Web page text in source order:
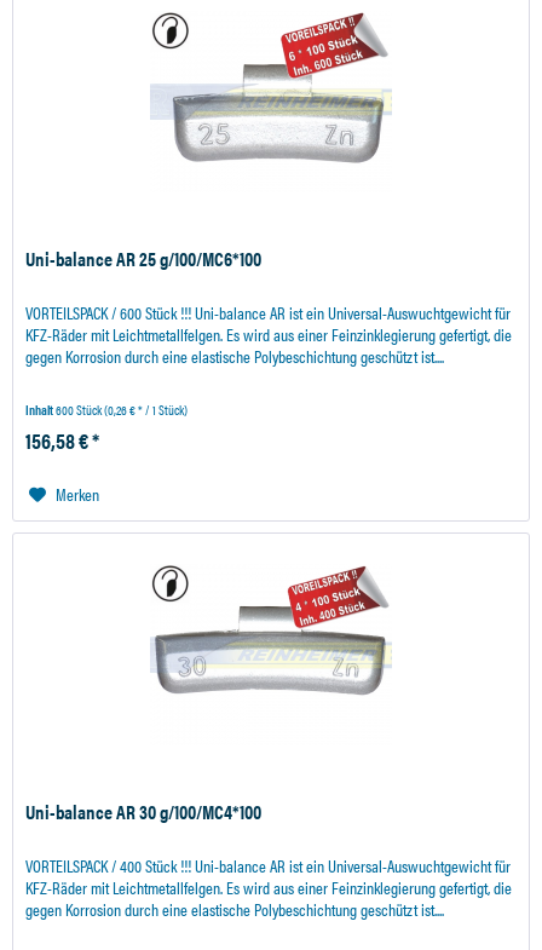
Uni-balance AR 25 g/100/MC6*100
VORTEILSPACK / 600 Stück !!! Uni-balance AR ist ein Universal-Auswuchtgewicht für
KFZ-Räder mit Leichtmetallfelgen. Es wird aus einer Feinzinklegierung gefertigt, die
gegen Korrosion durch eine elastische Polybeschichtung geschützt ist....
Inhalt600 Stück(0,26 € * / 1 Stück)
156,58 € *
Merken
Uni-balance AR 30 g/100/MC4*100
VORTEILSPACK / 400 Stück !!! Uni-balance AR ist ein Universal-Auswuchtgewicht für
KFZ-Räder mit Leichtmetallfelgen. Es wird aus einer Feinzinklegierung gefertigt, die
gegen Korrosion durch eine elastische Polybeschichtung geschützt ist....